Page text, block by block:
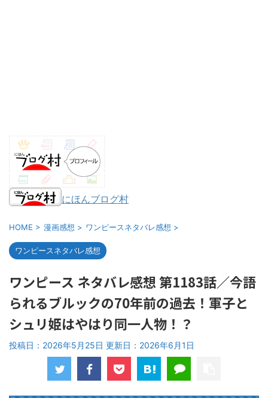
にほんブログ村
HOME > 漫画感想 > ワンピースネタバレ感想 >
ワンピースネタバレ感想
ワンピース ネタバレ感想 第1183話／今語
られるブルックの70年前の過去！軍子と
シュリ姫はやはり同一人物！？
投稿日：2026年5月25日 更新日： 2026年6月1日